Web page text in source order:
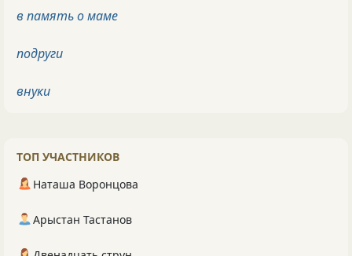
в память о маме
подруги
внуки
ТОП УЧАСТНИКОВ
Наташа Воронцова
Арыстан Тастанов